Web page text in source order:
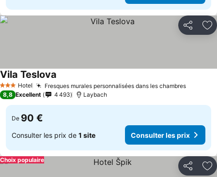
Partager
3 ÉtoilesHotel Fresques murales personnalisées dans les chambres
Vila Teslova
8,8 Excellent 4 493 Laybach
De 90 €
Consulter les prix de 1 site Consulter les prix
Partager
Choix populaire